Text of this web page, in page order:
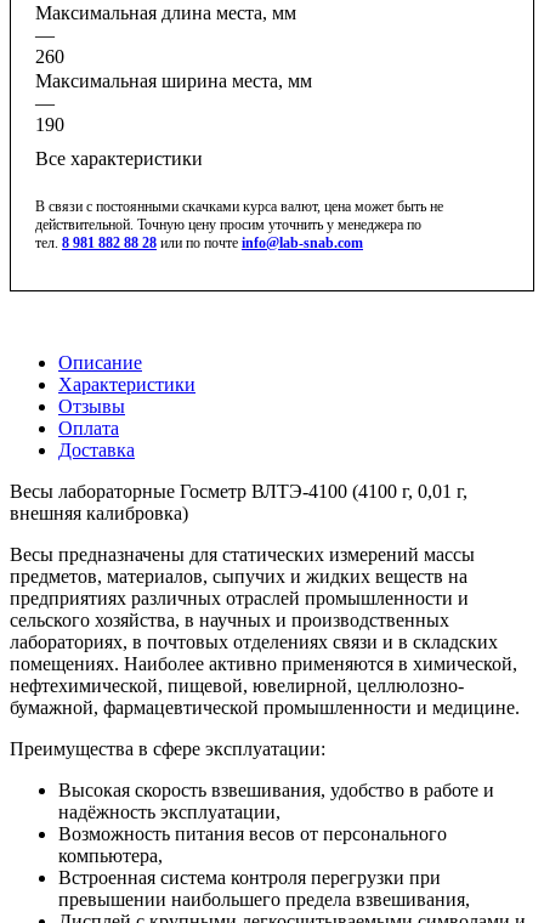
Максимальная длина места, мм
—
260
Максимальная ширина места, мм
—
190
Все характеристики
В связи с постоянными скачками курса валют, цена может быть не
действительной. Точную цену просим уточнить у менеджера по
тел. 8 981 882 88 28 или по почте info@lab-snab.com
Описание
Характеристики
Отзывы
Оплата
Доставка
Весы лабораторные Госметр ВЛТЭ-4100 (4100 г, 0,01 г,
внешняя калибровка)
Весы предназначены для статических измерений массы
предметов, материалов, сыпучих и жидких веществ на
предприятиях различных отраслей промышленности и
сельского хозяйства, в научных и производственных
лабораториях, в почтовых отделениях связи и в складских
помещениях. Наиболее активно применяются в химической,
нефтехимической, пищевой, ювелирной, целлюлозно-
бумажной, фармацевтической промышленности и медицине.
Преимущества в сфере эксплуатации:
Высокая скорость взвешивания, удобство в работе и
надёжность эксплуатации,
Возможность питания весов от персонального
компьютера,
Встроенная система контроля перегрузки при
превышении наибольшего предела взвешивания,